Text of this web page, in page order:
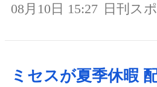
08月10日 15:27 日刊ス
ミセスが夏季休暇